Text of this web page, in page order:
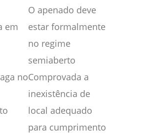
em
O apenado deve
estar formalmente
no regime
semiaberto
noComprovada a
inexistência de
local adequado
para cumprimento